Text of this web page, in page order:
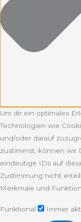
Um dir ein optimales
Technologien wie
und/oder darauf
zustimmst, können wir
eindeutige IDs auf
Zustimmung nicht
Merkmale und
Funktional
Immer